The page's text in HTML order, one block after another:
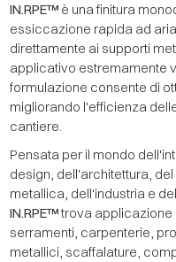
IN.RPE™ è una finitura
essiccazione rapida ad
direttamente ai supporti
applicativo estremamente
formulazione consente di
migliorando l'efficienza
cantiere.
Pensata per il mondo
design, dell'architettura,
metallica, dell'industria e
IN.RPE™trova applicazione
serramenti, carpenterie,
metallici, scaffalature,